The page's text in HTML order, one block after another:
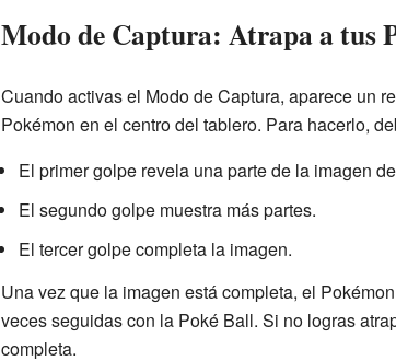
Modo de Captura: Atrapa a tus
Cuando activas el Modo de Captura, aparece un
Pokémon en el centro del tablero. Para hacerlo,
El primer golpe revela una parte de la imagen
El segundo golpe muestra más partes.
El tercer golpe completa la imagen.
Una vez que la imagen está completa, el
veces seguidas con la Poké Ball. Si no logras
completa.